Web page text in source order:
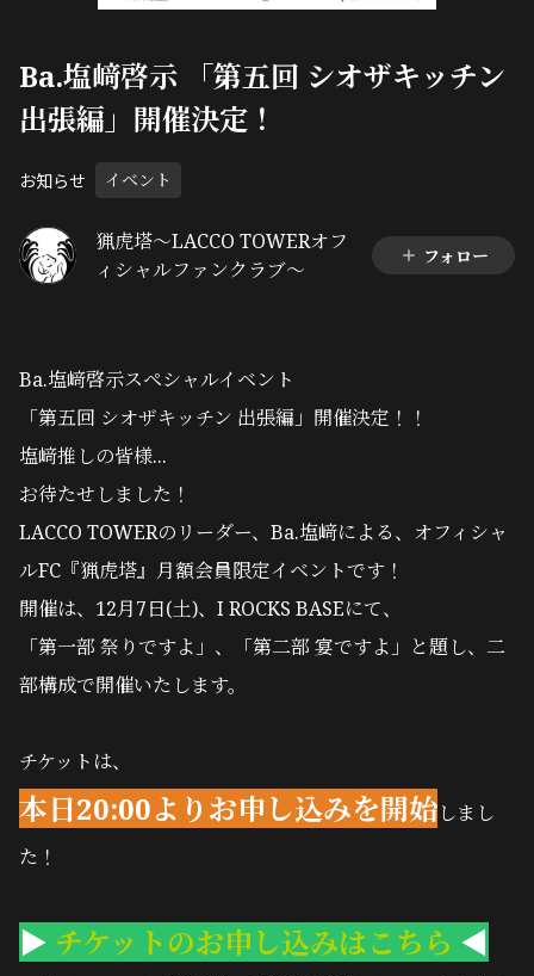
Ba.塩﨑啓示 「第五回 シオザキッチン
出張編」開催決定！
お知らせ イベント
猟虎塔～LACCO TOWERオフ
ィシャルファンクラブ～
フォロー
Ba.塩﨑啓示スペシャルイベント
「第五回 シオザキッチン 出張編」開催決定！！
塩﨑推しの皆様...
お待たせしました！
LACCO TOWERのリーダー、Ba.塩﨑による、オフィシャ
ルFC『猟虎塔』月額会員限定イベントです！
開催は、12月7日(土)、I ROCKS BASEにて、
「第一部 祭りですよ」、「第二部 宴ですよ」と題し、二
部構成で開催いたします。
チケットは、
本日20:00よりお申し込みを開始しまし
た！
▶︎ チケットのお申し込みはこちら ◀︎